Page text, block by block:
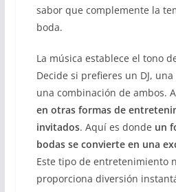
sabor que complemente la
boda.
La música establece el tono
Decide si prefieres un DJ,
una combinación de ambos.
en otras formas de
invitados. Aquí es donde un
bodas se convierte en una
Este tipo de entretenimiento
proporciona diversión